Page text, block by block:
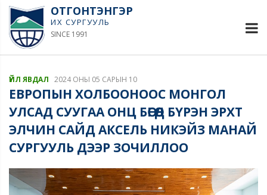
ОТГОНТЭНГЭР
ИХ СУРГУУЛЬ
SINCE 1991
ҮЙЛ ЯВДАЛ 2024 ОНЫ 05 САРЫН 10
ЕВРОПЫН ХОЛБООНООС МОНГОЛ
УЛСАД СУУГАА ОНЦ БӨГӨӨД БҮРЭН ЭРХТ
ЭЛЧИН САЙД АКСЕЛЬ НИКЭЙЗ МАНАЙ
СУРГУУЛЬ ДЭЭР ЗОЧИЛЛОО